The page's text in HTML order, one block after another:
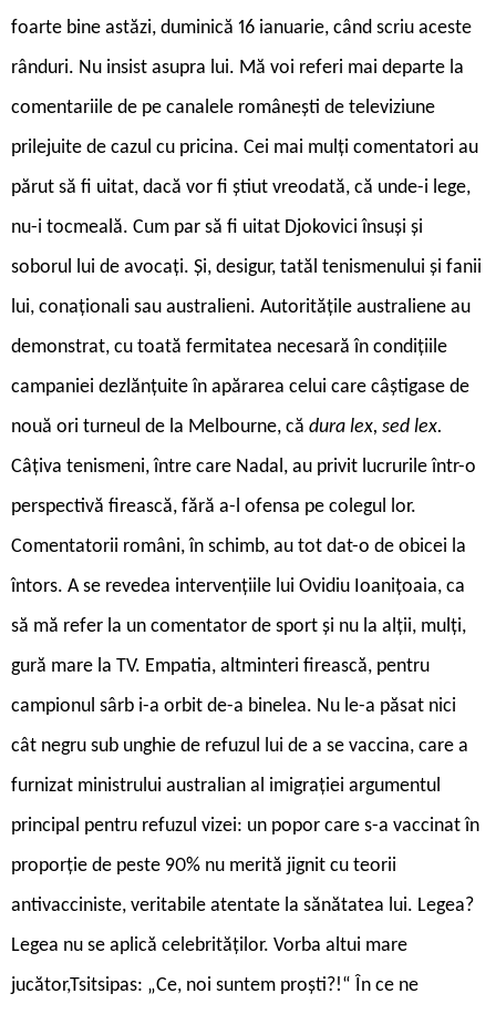
foarte bine astăzi, duminică 16 ianuarie, când scriu aceste
rânduri. Nu insist asupra lui. Mă voi referi mai departe la
comentariile de pe canalele românești de televiziune
prilejuite de cazul cu pricina. Cei mai mulți comentatori au
părut să fi uitat, dacă vor fi știut vreodată, că unde-i lege,
nu-i tocmeală. Cum par să fi uitat Djokovici însuși și
soborul lui de avocați. Și, desigur, tatăl tenismenului și fanii
lui, conaționali sau australieni. Autoritățile australiene au
demonstrat, cu toată fermitatea necesară în condițiile
campaniei dezlănțuite în apărarea celui care câștigase de
nouă ori turneul de la Melbourne, că dura lex, sed lex.
Câțiva tenismeni, între care Nadal, au privit lucrurile într-o
perspectivă firească, fără a-l ofensa pe colegul lor.
Comentatorii români, în schimb, au tot dat-o de obicei la
întors. A se revedea intervențiile lui Ovidiu Ioanițoaia, ca
să mă refer la un comentator de sport și nu la alții, mulți,
gură mare la TV. Empatia, altminteri firească, pentru
campionul sârb i-a orbit de-a binelea. Nu le-a păsat nici
cât negru sub unghie de refuzul lui de a se vaccina, care a
furnizat ministrului australian al imigrației argumentul
principal pentru refuzul vizei: un popor care s-a vaccinat în
proporție de peste 90% nu merită jignit cu teorii
antivacciniste, veritabile atentate la sănătatea lui. Legea?
Legea nu se aplică celebrităților. Vorba altui mare
jucător,Tsitsipas: „Ce, noi suntem proști?!“ În ce ne